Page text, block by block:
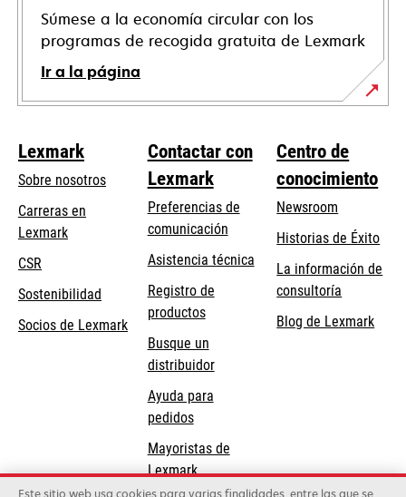
Súmese a la economía circular con los
programas de recogida gratuita de Lexmark
Ir a la página
Lexmark
Sobre nosotros
Carreras en
Lexmark
CSR
Sostenibilidad
Socios de Lexmark
Contactar con
Lexmark
Preferencias de
comunicación
se
abre
en
una
pestaña
nueva
Asistencia técnicase
abre
Registro de
productos
Busque un
distribuidor
Ayuda para
pedidos
Mayoristas de
Lexmark
Centro de
conocimiento
Newsroom
Historias de Éxito
La información de
consultoría
Blog de Lexmark
Este sitio web usa cookies para varias finalidades, entre las que se